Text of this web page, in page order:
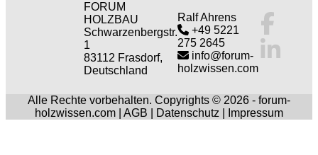
FORUM
HOLZBAU
Schwarzenbergstr.
1
83112 Frasdorf,
Deutschland
Ralf Ahrens
+49 5221
275 2645
info@forum-
holzwissen.com
Alle Rechte vorbehalten. Copyrights © 2026 - forum-
holzwissen.com | AGB Datenschutz Impressum